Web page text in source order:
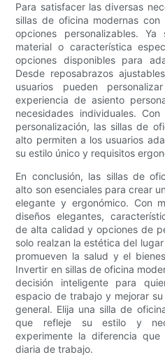
Para satisfacer las diversas
sillas de oficina modernas
opciones personalizables.
material o característica
opciones disponibles para
Desde reposabrazos
usuarios pueden
experiencia de asiento
necesidades individuales.
personalización, las sillas de
alto permiten a los usuarios
su estilo único y requisitos
En conclusión, las sillas de
alto son esenciales para crear
elegante y ergonómico. Con
diseños elegantes,
de alta calidad y opciones de
solo realzan la estética del
promueven la salud y el
Invertir en sillas de oficina
decisión inteligente para
espacio de trabajo y mejorar
general. Elija una silla de
que refleje su estilo y
experimente la diferencia
diaria de trabajo.